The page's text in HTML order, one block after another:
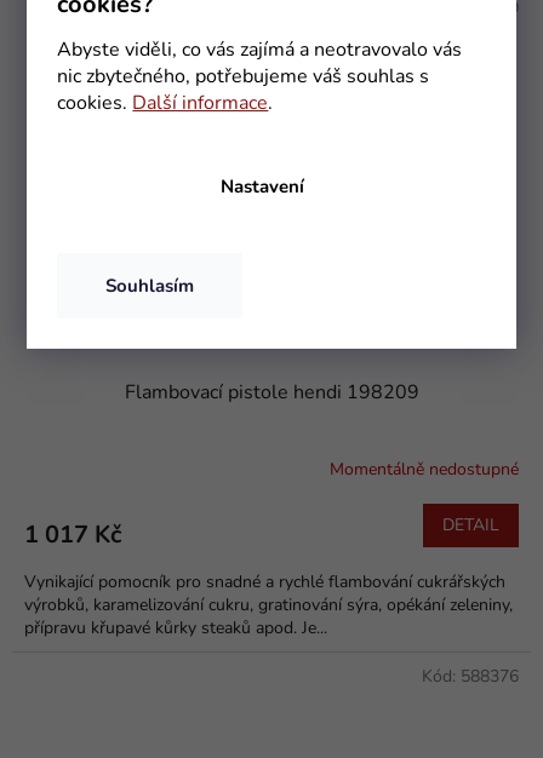
Abyste viděli, co vás zajímá a neotravovalo vás
nic zbytečného, potřebujeme váš souhlas s
cookies. Další informace.
Nastavení
Souhlasím
Flambovací pistole hendi 198209
Momentálně nedostupné
1 017 Kč DETAIL
Vynikající pomocník pro snadné a rychlé flambování cukrářských
výrobků, karamelizování cukru, gratinování sýra, opékání zeleniny,
přípravu křupavé kůrky steaků apod. Je...
198209
Kód: 588376